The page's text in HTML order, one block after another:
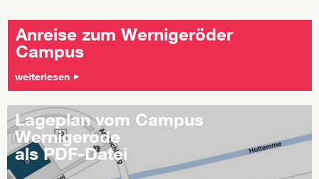
Anreise zum Wernigeröder
Campus
weiterlesen
Lageplan vom Campus
Wernigerode
als PDF-Datei